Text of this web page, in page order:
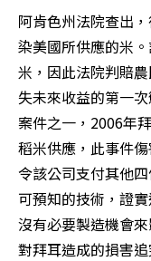
阿肯色州法院查出
染美國所供應的米
米，因此法院判賠
失未來收益的第一
案件之一，2006年
稻米供應，此事件
令該公司支付其他
可預知的技術，證
沒有必要製造機會
對拜耳造成的損害